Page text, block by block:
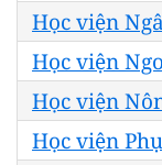
Học viện
Học viện
Học viện
Học viện